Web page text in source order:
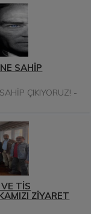
SAHİP
ÇIKIYORUZ! -
TİS
ZİYARET